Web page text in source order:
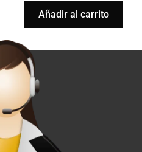
Añadir al carrito